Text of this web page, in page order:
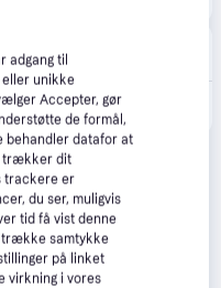
14.447 kr.
adgang til
eller unikke
Accepter, gør
de formål,
behandler datafor at
trækker dit
trackere er
du ser, muligvis
tid få vist denne
trække samtykke
på linket
virkning i vores